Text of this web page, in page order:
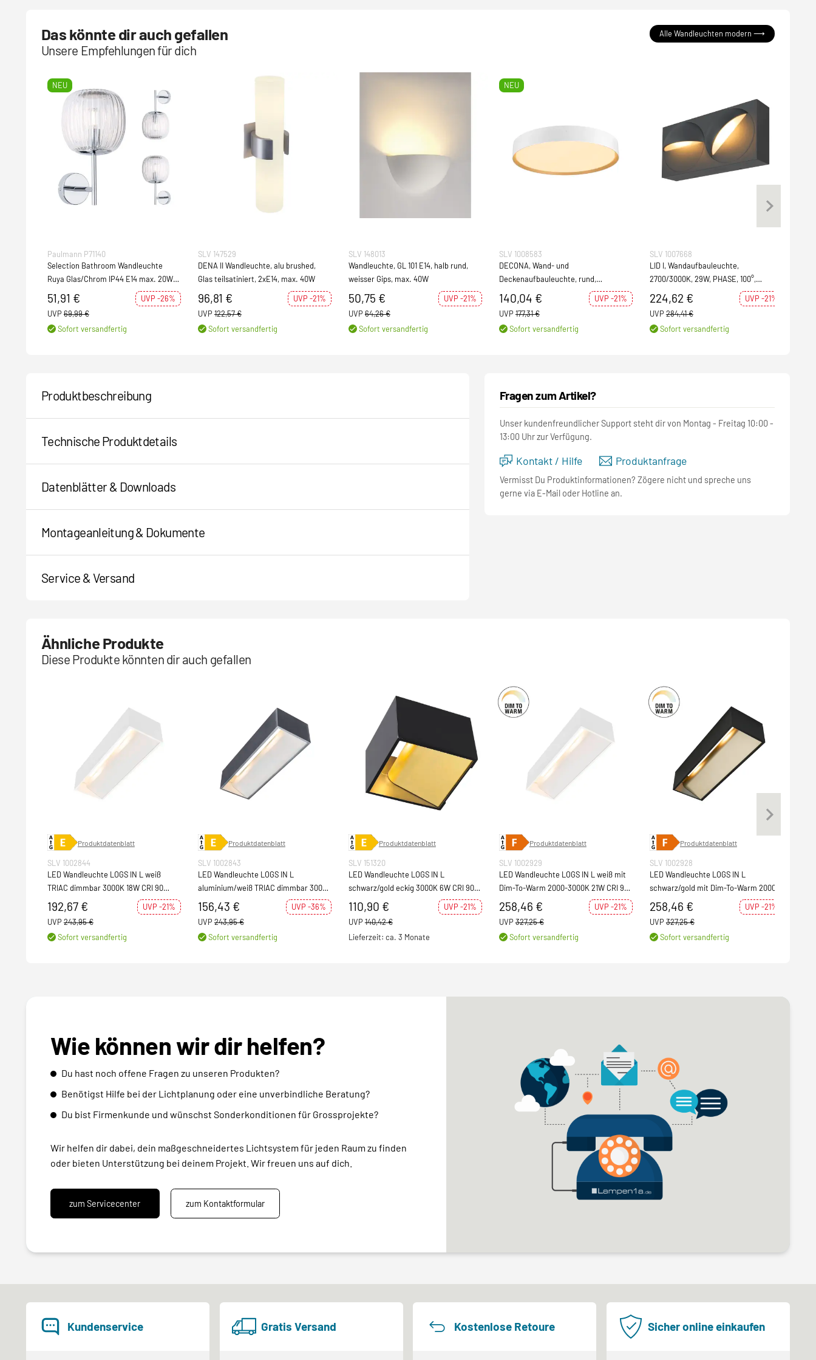
Das könnte dir auch gefallen
Unsere Empfehlungen für dich
Alle Wandleuchten modern ⟶
NEU
Paulmann P71140
Selection Bathroom Wandleuchte
Ruya Glas/Chrom IP44 E14 max. 20W
dimmbar 230V
51,91 €
UVP -26%
UVP 69,99 €
Sofort versandfertig
SLV 147529
DENA II Wandleuchte, alu brushed,
Glas teilsatiniert, 2xE14, max. 40W
96,81 €
UVP -21%
UVP 122,57 €
Sofort versandfertig
SLV 148013
Wandleuchte, GL 101 E14, halb rund,
weisser Gips, max. 40W
50,75 €
UVP -21%
UVP 64,26 €
Sofort versandfertig
NEU
SLV 1008583
DECONA, Wand- und
Deckenaufbauleuchte, rund,
2700/3000K, 23W, PHASE, weiß / gold
140,04 €
UVP -21%
UVP 177,31 €
Sofort versandfertig
SLV 1007668
LID I, Wandaufbauleuchte,
2700/3000K, 29W, PHASE, 100°,
anthrazit
224,62 €
UVP -21%
UVP 284,41 €
Sofort versandfertig
Produktbeschreibung
Technische Produktdetails
Datenblätter & Downloads
Montageanleitung & Dokumente
Service & Versand
Fragen zum Artikel?
Unser kundenfreundlicher Support steht dir von Montag - Freitag 10:00 -
13:00 Uhr zur Verfügung.
Kontakt / Hilfe Produktanfrage
Vermisst Du Produktinformationen? Zögere nicht und spreche uns
gerne via E-Mail oder Hotline an.
Ähnliche Produkte
Diese Produkte könnten dir auch gefallen
Produktdatenblatt
SLV 1002844
LED Wandleuchte LOGS IN L weiß
TRIAC dimmbar 3000K 18W CRI 90
1600lm
192,67 €
UVP -21%
UVP 243,95 €
Sofort versandfertig
Produktdatenblatt
SLV 1002843
LED Wandleuchte LOGS IN L
aluminium/weiß TRIAC dimmbar 3000K
18W CRI 90 1600lm
156,43 €
UVP -36%
UVP 243,95 €
Sofort versandfertig
Produktdatenblatt
SLV 151320
LED Wandleuchte LOGS IN L
schwarz/gold eckig 3000K 6W CRI 90
300lm Up/Down
110,90 €
UVP -21%
UVP 140,42 €
Lieferzeit: ca. 3 Monate
Produktdatenblatt
SLV 1002929
LED Wandleuchte LOGS IN L weiß mit
Dim-To-Warm 2000-3000K 21W CRI 90
1390lm
258,46 €
UVP -21%
UVP 327,25 €
Sofort versandfertig
Produktdatenblatt
SLV 1002928
LED Wandleuchte LOGS IN L
schwarz/gold mit Dim-To-Warm 2000-
3000K 21W CRI 90 1000lm
258,46 €
UVP -21%
UVP 327,25 €
Sofort versandfertig
Wie können wir dir helfen?
Du hast noch offene Fragen zu unseren Produkten?
Benötigst Hilfe bei der Lichtplanung oder eine unverbindliche Beratung?
Du bist Firmenkunde und wünschst Sonderkonditionen für Grossprojekte?
Wir helfen dir dabei, dein maßgeschneidertes Lichtsystem für jeden Raum zu finden
oder bieten Unterstützung bei deinem Projekt. Wir freuen uns auf dich.
zum Servicecenter zum Kontaktformular
Kundenservice Gratis Versand Kostenlose Retoure Sicher online einkaufen